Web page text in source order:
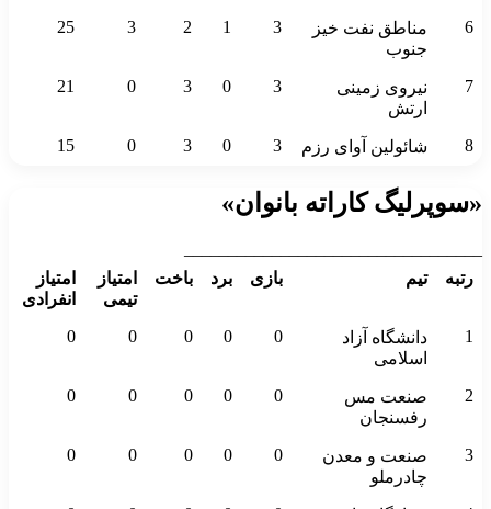
6
مناطق نفت خیز
جنوب
3
1
2
3
25
7
نیروی زمینی
ارتش
3
0
3
0
21
8 شائولین آوای رزم 3
0
3
0
15
«سوپرلیگ کاراته بانوان»
رتبه
تیم بازی برد باخت
امتیاز
تیمی
امتیاز
انفرادی
1
دانشگاه آزاد
اسلامی
0
0
0
0
0
2
صنعت مس
رفسنجان
0
0
0
0
0
3
صنعت و معدن
چادرملو
0
0
0
0
0